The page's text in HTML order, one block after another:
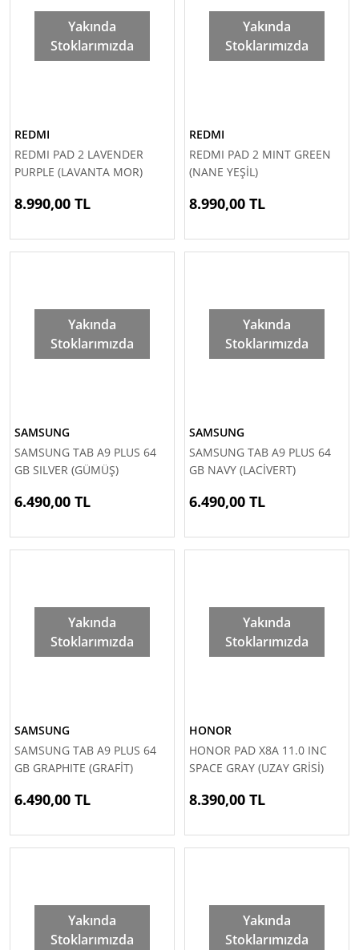
Yakında
Stoklarımızda
REDMI
REDMI PAD 2 LAVENDER
PURPLE (LAVANTA MOR)
8.990,00 TL
Yakında
Stoklarımızda
REDMI
REDMI PAD 2 MINT GREEN
(NANE YEŞİL)
8.990,00 TL
Yakında
Stoklarımızda
SAMSUNG
SAMSUNG TAB A9 PLUS 64
GB SILVER (GÜMÜŞ)
6.490,00 TL
Yakında
Stoklarımızda
SAMSUNG
SAMSUNG TAB A9 PLUS 64
GB NAVY (LACİVERT)
6.490,00 TL
Yakında
Stoklarımızda
SAMSUNG
SAMSUNG TAB A9 PLUS 64
GB GRAPHITE (GRAFİT)
6.490,00 TL
Yakında
Stoklarımızda
HONOR
HONOR PAD X8A 11.0 INC
SPACE GRAY (UZAY GRİSİ)
8.390,00 TL
Yakında
Stoklarımızda
Yakında
Stoklarımızda